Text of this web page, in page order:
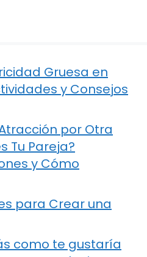
Gruesa en
y Consejos
por Otra
Tu Pareja?
y Cómo
para Crear una
como te gustaría